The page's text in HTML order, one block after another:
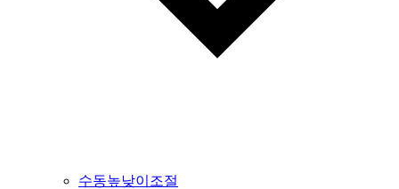
수동높낮이조절